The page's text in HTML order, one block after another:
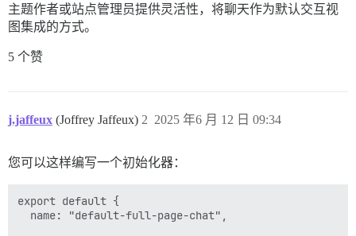
主题作者或站点管理员提供灵活性，将聊天作为默认交互视
图集成的方式。
5 个赞
j.jaffeux (Joffrey Jaffeux) 2025 年6 月 12 日 09:34
2
您可以这样编写一个初始化器：
export default {
  name: "default-full-page-chat",